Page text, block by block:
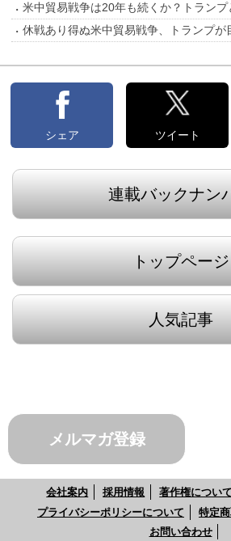
米中貿易戦争は20年も続くか？トランプ
休戦あり得ぬ米中貿易戦争、トランプが
シェア ツイート
連載バックナン
トップページ
人気記事
メルマガ登録
会社案内 採用情報 著作権について
プライバシーポリシーについて
特定
お問い合わせ